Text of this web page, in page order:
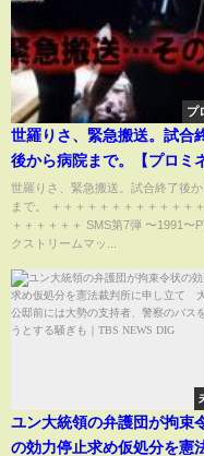
プ
世羅りさ、緊急搬送。試合
後から病院まで。【プロミ
ス第21戦 〜紅炎燦々〜】【
ボールのスリーカウントは
世羅りさ、緊急搬送。試合終了後
まで。 ＋＋＋＋＋＋＋＋＋＋＋＋
＋＋＋＋＋＋ SMS第7弾 〜1991〜
クストリームマッ...
ユン大統領の弁護団が拘束
の効力停止求め仮処分を憲